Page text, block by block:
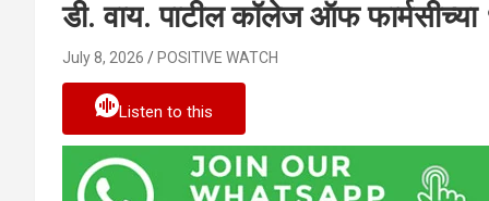
डी. वाय. पाटील कॉलेज ऑफ फार्मसीच्या
July 8, 2026 POSITIVE WATCH
Listen to this